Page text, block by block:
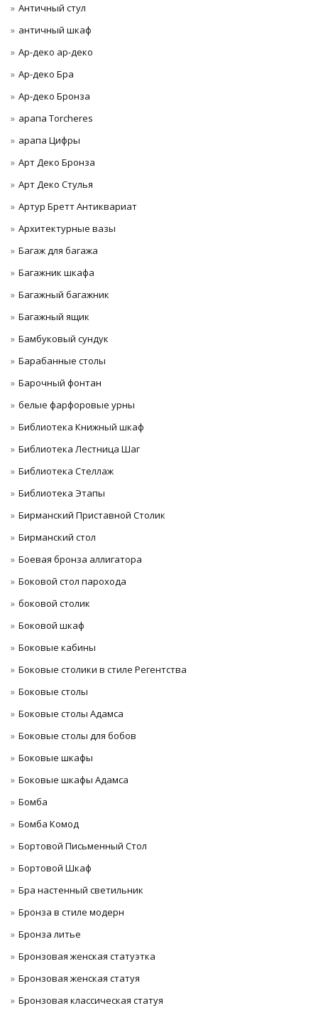
Античный стул
античный шкаф
Ар-деко ар-деко
Ар-деко Бра
Ар-деко Бронза
арапа Torcheres
арапа Цифры
Арт Деко Бронза
Арт Деко Стулья
Артур Бретт Антиквариат
Архитектурные вазы
Багаж для багажа
Багажник шкафа
Багажный багажник
Багажный ящик
Бамбуковый сундук
Барабанные столы
Барочный фонтан
белые фарфоровые урны
Библиотека Книжный шкаф
Библиотека Лестница Шаг
Библиотека Стеллаж
Библиотека Этапы
Бирманский Приставной Столик
Бирманский стол
Боевая бронза аллигатора
Боковой стол парохода
боковой столик
Боковой шкаф
Боковые кабины
Боковые столики в стиле Регентства
Боковые столы
Боковые столы Адамса
Боковые столы для бобов
Боковые шкафы
Боковые шкафы Адамса
Бомба
Бомба Комод
Бортовой Письменный Стол
Бортовой Шкаф
Бра настенный светильник
Бронза в стиле модерн
Бронза литье
Бронзовая женская статуэтка
Бронзовая женская статуя
Бронзовая классическая статуя